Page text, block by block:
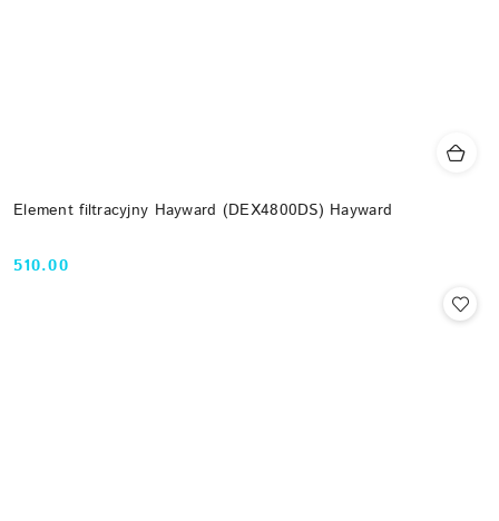
Element filtracyjny Hayward (DEX4800DS) Hayward
Cena:
510.00